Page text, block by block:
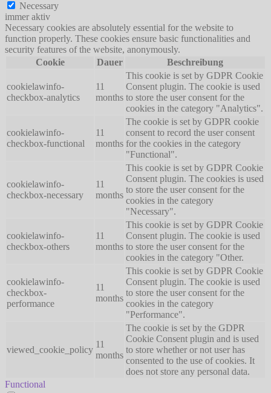
Necessary
immer aktiv
Necessary cookies are absolutely essential for the website to
function properly. These cookies ensure basic functionalities and
security features of the website, anonymously.
Cookie
Dauer Beschreibung
cookielawinfo-
checkbox-analytics
11
months
This cookie is set by GDPR Cookie
Consent plugin. The cookie is used
to store the user consent for the
cookies in the category "Analytics".
cookielawinfo-
checkbox-functional
11
months
The cookie is set by GDPR cookie
consent to record the user consent
for the cookies in the category
"Functional".
cookielawinfo-
checkbox-necessary
11
months
This cookie is set by GDPR Cookie
Consent plugin. The cookies is used
to store the user consent for the
cookies in the category
"Necessary".
cookielawinfo-
checkbox-others
11
months
This cookie is set by GDPR Cookie
Consent plugin. The cookie is used
to store the user consent for the
cookies in the category "Other.
cookielawinfo-
checkbox-
performance
11
months
This cookie is set by GDPR Cookie
Consent plugin. The cookie is used
to store the user consent for the
cookies in the category
"Performance".
viewed_cookie_policy
11
months
The cookie is set by the GDPR
Cookie Consent plugin and is used
to store whether or not user has
consented to the use of cookies. It
does not store any personal data.
Functional